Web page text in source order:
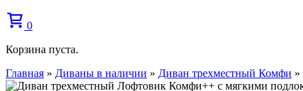
0
Корзина пуста.
Главная » Диваны в наличии » Диван трехместный Комфи »